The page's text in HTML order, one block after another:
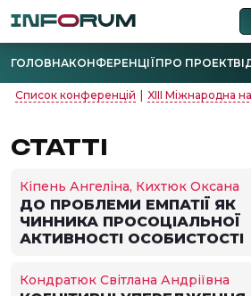
ГОЛОВНАКОНФЕРЕНЦІЇПРО ПРОЕКТ
Список конференцій XІІI Міжнародна
СТАТТІ
Кіпень Ангеліна, Кихтюк Оксана
ДО ПРОБЛЕМИ ЕМПАТІЇ ЯК
ЧИННИКА ПРОСОЦІАЛЬНОЇ
АКТИВНОСТІ ОСОБИСТОСТІ
Кондратюк Світлана Андріївна